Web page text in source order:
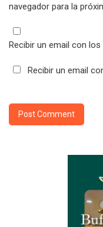
navegador para la
Recibir un email con
Recibir un email